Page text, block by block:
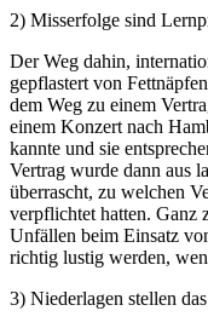
2) Misserfolge sind
Der Weg dahin,
gepflastert von
dem Weg zu einem
einem Konzert nach
kannte und sie
Vertrag wurde dann aus
überrascht, zu welchen
verpflichtet hatten. Ganz
Unfällen beim Einsatz
richtig lustig werden,
3) Niederlagen stellen